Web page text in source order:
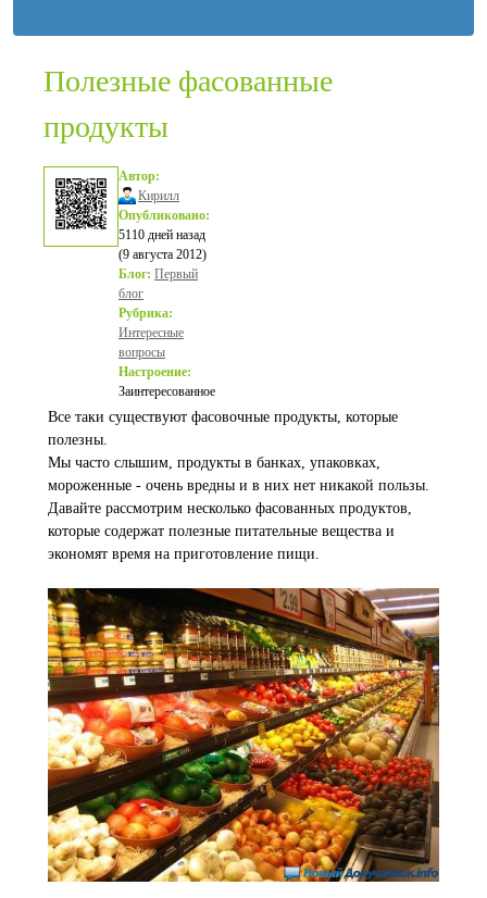
Полезные фасованные
продукты
Автор:
Кирилл
Опубликовано:
5110 дней назад
(9 августа 2012)
Блог: Первый
блог
Рубрика:
Интересные
вопросы
Настроение:
Заинтересованное
Все таки существуют фасовочные продукты, которые
полезны.
Мы часто слышим, продукты в банках, упаковках,
мороженные - очень вредны и в них нет никакой пользы.
Давайте рассмотрим несколько фасованных продуктов,
которые содержат полезные питательные вещества и
экономят время на приготовление пищи.